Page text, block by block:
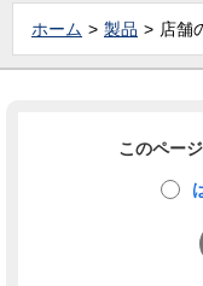
ホーム 製品 店舗
このペー